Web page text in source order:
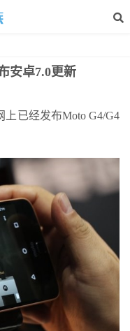
安卓7.0更新
上已经发布Moto G4/G4